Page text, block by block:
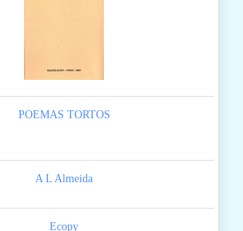
POEMAS TORTOS
A L Almeida
Ecopy